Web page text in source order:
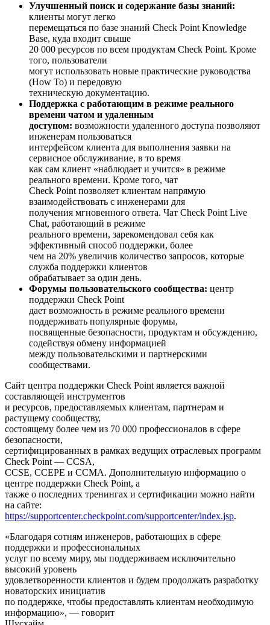
Улучшенный поиск и содержание базы знаний:
клиенты могут легко
перемещаться по базе знаний Check Point Knowledge
Base, куда входит свыше
20 000 ресурсов по всем продуктам Check Point. Кроме
того, пользователи
могут использовать новые практические руководства
(How To) и передовую
техническую документацию.
Поддержка с работающим в режиме реального
времени чатом и удаленным
доступом: возможности удаленного доступа позволяют
инженерам пользоваться
интерфейсом клиента для выполнения заявки на
сервисное обслуживание, в то время
как сам клиент «наблюдает и учится» в режиме
реального времени. Кроме того, чат
Check Point позволяет клиентам напрямую
взаимодействовать с инженерами для
получения мгновенного ответа. Чат Check Point Live
Chat, работающий в режиме
реального времени, зарекомендовал себя как
эффективный способ поддержки, более
чем на 20% увеличив количество запросов, которые
служба поддержки клиентов
обрабатывает за один день.
Форумы пользовательского сообщества: центр
поддержки Check Point
дает возможность в режиме реального времени
поддерживать популярные форумы,
посвященные безопасности, продуктам и обсуждению,
содействуя обмену информацией
между пользовательскими и партнерскими
сообществами.
Сайт центра поддержки Check Point является важной
составляющей инструментов
и ресурсов, предоставляемых клиентам, партнерам и
растущему сообществу,
состоящему более чем из 70 000 профессионалов в сфере
безопасности,
сертифицированных в рамках ведущих отраслевых программ
Check Point — CCSA,
CCSE, CCEPE и CCMA. Дополнительную информацию о
центре поддержки Check Point, а
также о последних тренингах и сертификации можно найти
на сайте:
https://supportcenter.checkpoint.com/supportcenter/index.jsp.
«Благодаря сотням инженеров, работающих в сфере
поддержки и профессиональных
услуг по всему миру, мы поддерживаем исключительно
высокий уровень
удовлетворенности клиентов и будем продолжать разработку
новаторских инициатив
по поддержке, чтобы предоставлять клиентам необходимую
информацию», — говорит